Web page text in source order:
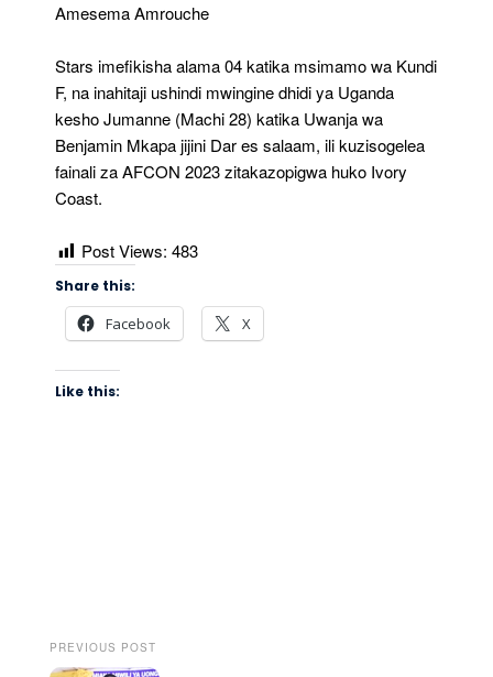
Amesema Amrouche
Stars imefikisha alama 04 katika msimamo wa Kundi
F, na inahitaji ushindi mwingine dhidi ya Uganda
kesho Jumanne (Machi 28) katika Uwanja wa
Benjamin Mkapa jijini Dar es salaam, ili kuzisogelea
fainali za AFCON 2023 zitakazopigwa huko Ivory
Coast.
Post Views: 483
Share this:
Facebook X
Like this:
PREVIOUS POST